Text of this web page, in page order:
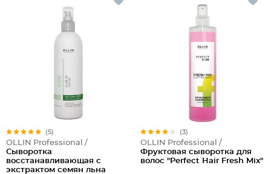
(5)
OLLIN Professional /
Сыворотка
восстанавливающая с
экстрактом семян льна
(3)
OLLIN Professional /
Фруктовая сыворотка для
волос "Perfect Hair Fresh Mix"